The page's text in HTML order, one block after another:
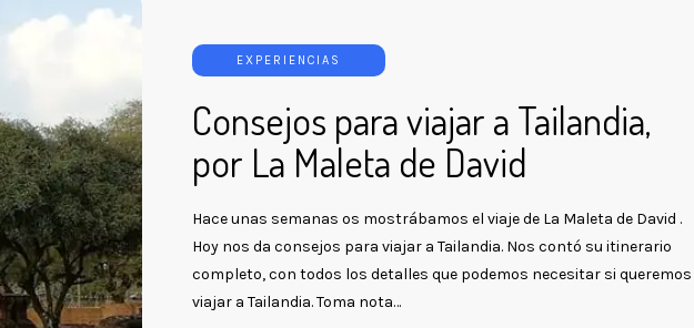
EXPERIENCIAS
Consejos para viajar a Tailandia,
por La Maleta de David
Hace unas semanas os mostrábamos el viaje de La Maleta de David .
Hoy nos da consejos para viajar a Tailandia. Nos contó su itinerario
completo, con todos los detalles que podemos necesitar si queremos
viajar a Tailandia. Toma nota…